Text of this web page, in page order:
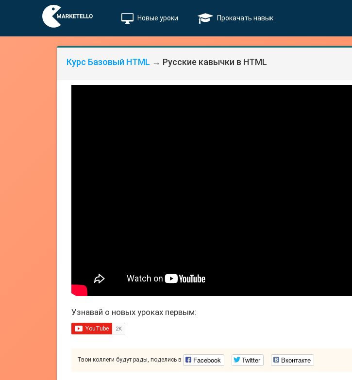
Новые уроки Прокачать навык
Курс Базовый HTML → Русские кавычки в HTML
Узнавай о новых уроках первым:
Твои коллеги будут рады, поделись в Facebook Twitter Вконтакте